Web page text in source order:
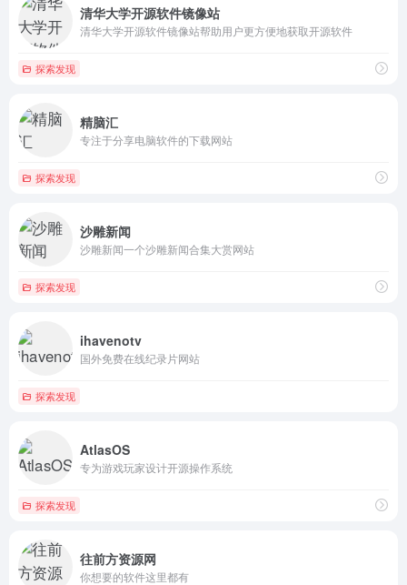
清华大学开源软件镜像站
清华大学开源软件镜像站帮助用户更方便地获取开源软件
探索发现
精脑汇
专注于分享电脑软件的下载网站
探索发现
沙雕新闻
沙雕新闻一个沙雕新闻合集大赏网站
探索发现
ihavenotv
国外免费在线纪录片网站
探索发现
AtlasOS
专为游戏玩家设计开源操作系统
探索发现
往前方资源网
你想要的软件这里都有